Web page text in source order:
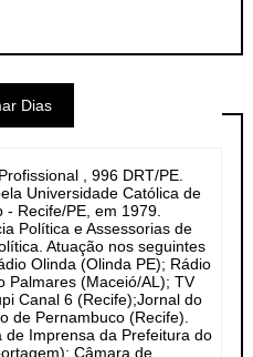
Dias
, 996 DRT/PE.
Universidade Católica de
Recife/PE, em 1979.
Política e Assessorias de
Atuação nos seguintes
Olinda (Olinda PE); Rádio
Palmares (Maceió/AL); TV
Canal 6 (Recife);Jornal do
de Pernambuco (Recife).
de Imprensa da Prefeitura do
Câmara de